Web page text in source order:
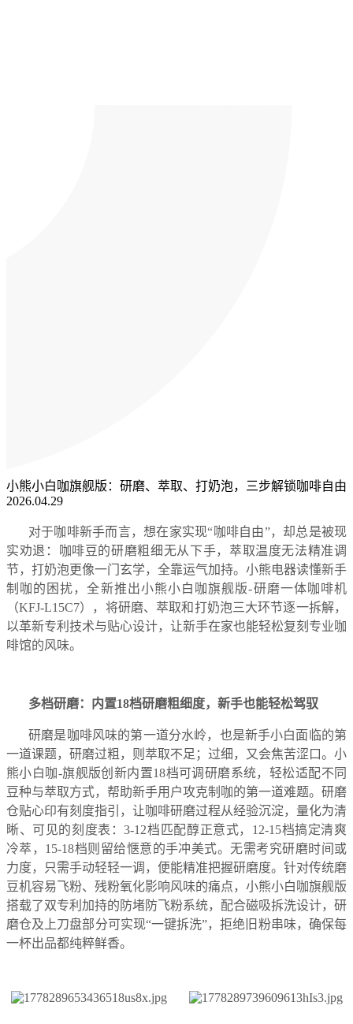
小熊小白咖旗舰版：研磨、萃取、打奶泡，三步解锁咖啡自由
2026.04.29
对于咖啡新手而言，想在家实现“咖啡自由”，却总是被现
实劝退：咖啡豆的研磨粗细无从下手，萃取温度无法精准调
节，打奶泡更像一门玄学，全靠运气加持。小熊电器读懂新手
制咖的困扰，全新推出小熊小白咖旗舰版-研磨一体咖啡机
（KFJ-L15C7），将研磨、萃取和打奶泡三大环节逐一拆解，
以革新专利技术与贴心设计，让新手在家也能轻松复刻专业咖
啡馆的风味。
多档研磨：内置18档研磨粗细度，新手也能轻松驾驭
研磨是咖啡风味的第一道分水岭，也是新手小白面临的第
一道课题，研磨过粗，则萃取不足；过细，又会焦苦涩口。小
熊小白咖-旗舰版创新内置18档可调研磨系统，轻松适配不同
豆种与萃取方式，帮助新手用户攻克制咖的第一道难题。 研磨
仓贴心印有刻度指引，让咖啡研磨过程从经验沉淀，量化为清
晰、可见的刻度表：3-12档匹配醇正意式，12-15档搞定清爽
冷萃，15-18档则留给惬意的手冲美式。无需考究研磨时间或
力度，只需手动轻轻一调，便能精准把握研磨度。 针对传统磨
豆机容易飞粉、残粉氧化影响风味的痛点，小熊小白咖旗舰版
搭载了双专利加持的防堵防飞粉系统，配合磁吸拆洗设计，研
磨仓及上刀盘部分可实现“一键拆洗”，拒绝旧粉串味，确保每
一杯出品都纯粹鲜香。